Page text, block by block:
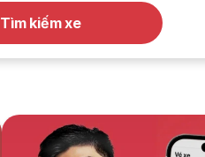
Tìm kiếm xe